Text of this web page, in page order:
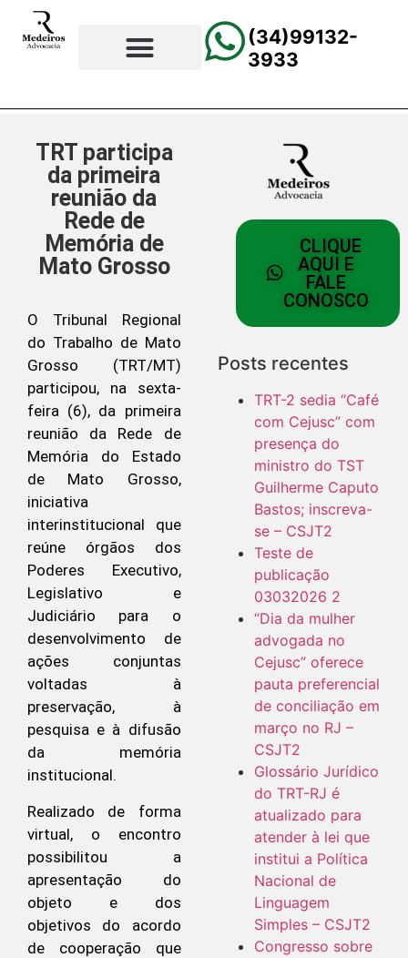
(34)99132-
3933
TRT participa
da primeira
reunião da
Rede de
Memória de
Mato Grosso
O Tribunal Regional
do Trabalho de Mato
Grosso (TRT/MT)
participou, na sexta-
feira (6), da primeira
reunião da Rede de
Memória do Estado
de Mato Grosso,
iniciativa
interinstitucional que
reúne órgãos dos
Poderes Executivo,
Legislativo e
Judiciário para o
desenvolvimento de
ações conjuntas
voltadas à
preservação, à
pesquisa e à difusão
da memória
institucional.
Realizado de forma
virtual, o encontro
possibilitou a
apresentação do
objeto e dos
objetivos do acordo
de cooperação que
CLIQUE
AQUI E
FALE
CONOSCO
Posts recentes
TRT-2 sedia “Café
com Cejusc” com
presença do
ministro do TST
Guilherme Caputo
Bastos; inscreva-
se – CSJT2
Teste de
publicação
03032026 2
“Dia da mulher
advogada no
Cejusc” oferece
pauta preferencial
de conciliação em
março no RJ –
CSJT2
Glossário Jurídico
do TRT-RJ é
atualizado para
atender à lei que
institui a Política
Nacional de
Linguagem
Simples – CSJT2
Congresso sobre